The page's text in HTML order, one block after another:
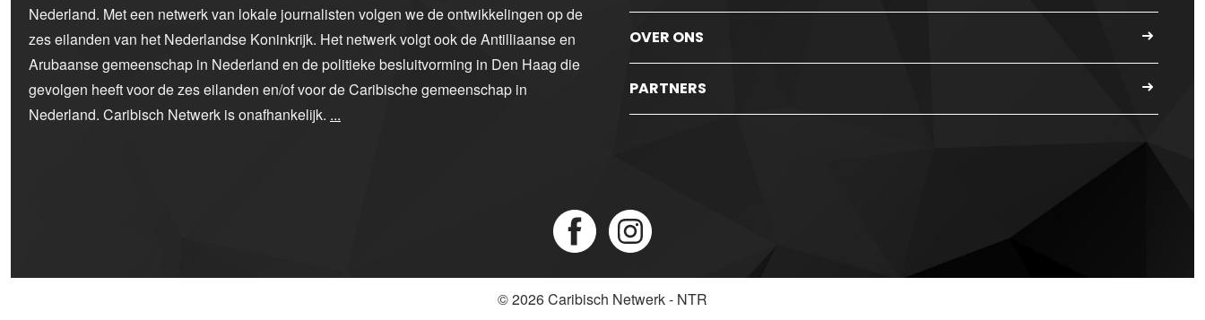
Nederland. Met een netwerk van lokale journalisten volgen we de ontwikkelingen op de
zes eilanden van het Nederlandse Koninkrijk. Het netwerk volgt ook de Antilliaanse en
Arubaanse gemeenschap in Nederland en de politieke besluitvorming in Den Haag die
gevolgen heeft voor de zes eilanden en/of voor de Caribische gemeenschap in
Nederland. Caribisch Netwerk is onafhankelijk. ...
OVER ONS
PARTNERS
© 2026Caribisch Netwerk - NTR